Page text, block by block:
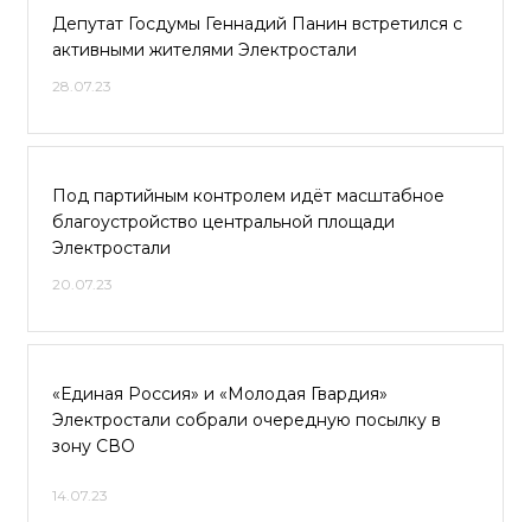
Депутат Госдумы Геннадий Панин встретился с
активными жителями Электростали
28.07.23
Под партийным контролем идёт масштабное
благоустройство центральной площади
Электростали
20.07.23
«Единая Россия» и «Молодая Гвардия»
Электростали собрали очередную посылку в
зону СВО
14.07.23